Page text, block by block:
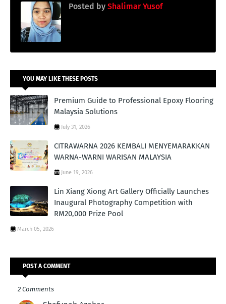
Posted by Shalimar Yusof
YOU MAY LIKE THESE POSTS
Premium Guide to Professional Epoxy Flooring
Malaysia Solutions
July 31, 2026
CITRAWARNA 2026 KEMBALI MENYEMARAKKAN
WARNA-WARNI WARISAN MALAYSIA
June 19, 2026
Lin Xiang Xiong Art Gallery Officially Launches
Inaugural Photography Competition with
RM20,000 Prize Pool
March 05, 2026
POST A COMMENT
2 Comments